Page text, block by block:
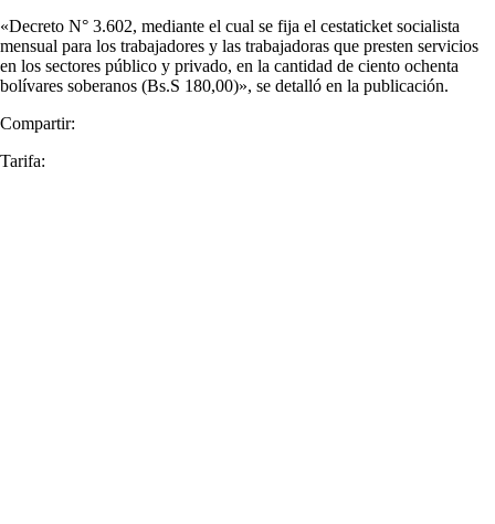
«Decreto N° 3.602, mediante el cual se fija el cestaticket socialista
mensual para los trabajadores y las trabajadoras que presten servicios
en los sectores público y privado, en la cantidad de ciento ochenta
bolívares soberanos (Bs.S 180,00)», se detalló en la publicación.
Compartir:
Tarifa: